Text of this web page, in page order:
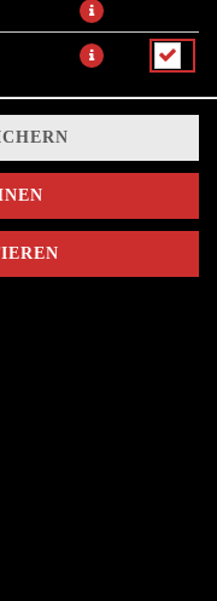
frittiert, Gurke frisch,
Jalapeños, Erdnuss